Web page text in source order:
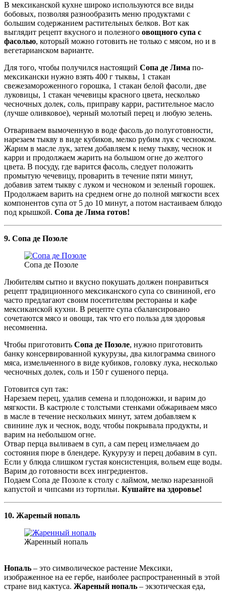
В мексиканской кухне широко используются все виды
бобовых, позволяя разнообразить меню продуктами с
большим содержанием растительных белков. Вот как
выглядит рецепт вкусного и полезного овощного супа с
фасолью, который можно готовить не только с мясом, но и в
вегетарианском варианте.
Для того, чтобы получился настоящий Сопа де Лима по-
мексикански нужно взять 400 г тыквы, 1 стакан
свежезамороженного горошка, 1 стакан белой фасоли, две
луковицы, 1 стакан чечевицы красного цвета, несколько
чесночных долек, соль, приправу карри, растительное масло
(лучше оливковое), черный молотый перец и любую зелень.
Отвариваем вымоченную в воде фасоль до полуготовности,
нарезаем тыкву в виде кубиков, мелко рубим лук с чесноком.
Жарим в масле лук, затем добавляем к нему тыкву, чеснок и
карри и продолжаем жарить на большом огне до желтого
цвета. В посуду, где варится фасоль, следует положить
промытую чечевицу, проварить в течение пяти минут,
добавив затем тыкву с луком и чесноком и зеленый горошек.
Продолжаем варить на среднем огне до полной мягкости всех
компонентов супа от 5 до 10 минут, а потом настаиваем блюдо
под крышкой. Сопа де Лима готов!
9. Сопа де Позоле
Сопа де Позоле
Любителям сытно и вкусно покушать должен понравиться
рецепт традиционного мексиканского супа со свининой, его
часто предлагают своим посетителям рестораны и кафе
мексиканской кухни. В рецепте супа сбалансировано
сочетаются мясо и овощи, так что его польза для здоровья
несомненна.
Чтобы приготовить Сопа де Позоле, нужно приготовить
банку консервированной кукурузы, два килограмма свиного
мяса, измельченного в виде кубиков, головку лука, несколько
чесночных долек, соль и 150 г сушеного перца.
Готовится суп так:
Нарезаем перец, удалив семена и плодоножки, и варим до
мягкости. В кастрюле с толстыми стенками обжариваем мясо
в масле в течение нескольких минут, затем добавляем к
свинине лук и чеснок, воду, чтобы покрывала продукты, и
варим на небольшом огне.
Отвар перца выливаем в суп, а сам перец измельчаем до
состояния пюре в блендере. Кукурузу и перец добавим в суп.
Если у блюда слишком густая консистенция, вольем еще воды.
Варим до готовности всех ингредиентов.
Подаем Сопа де Позоле к столу с лаймом, мелко нарезанной
капустой и чипсами из тортильи. Кушайте на здоровье!
10. Жареный нопаль
Жаренный нопаль
Нопаль – это символическое растение Мексики,
изображенное на ее гербе, наиболее распространенный в этой
стране вид кактуса. Жареный нопаль – экзотическая еда,